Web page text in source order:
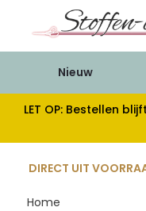
Nieuw
LET OP: Bestellen
DIRECT UIT
Home